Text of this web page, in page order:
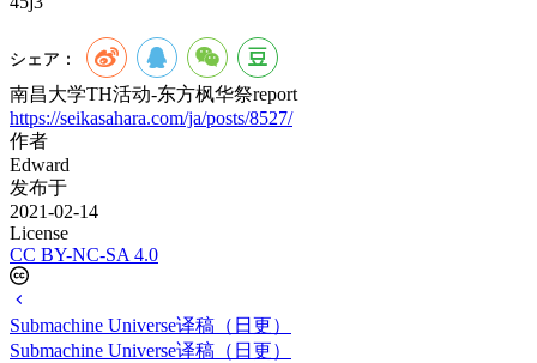
シェア：
南昌大学TH活动-东方枫华祭report
https://seikasahara.com/ja/posts/8527/
作者
Edward
发布于
2021-02-14
License
CC BY-NC-SA 4.0
Submachine Universe译稿（日更）
Submachine Universe译稿（日更）